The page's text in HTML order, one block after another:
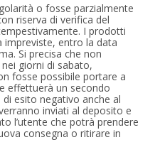
o fosse parzialmente
riserva di verifica del
I prodotti
impreviste, entro la data
Si precisa che non
giorni di sabato,
fosse possibile portare a
effettuerà un secondo
esito negativo anche al
inviati al deposito e
l’utente che potrà prendere
consegna o ritirare in